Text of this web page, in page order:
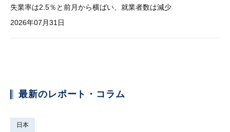
失業率は2.5％と前月から横ばい、就業者数は減少
2026年07月31日
最新のレポート・コラム
日本